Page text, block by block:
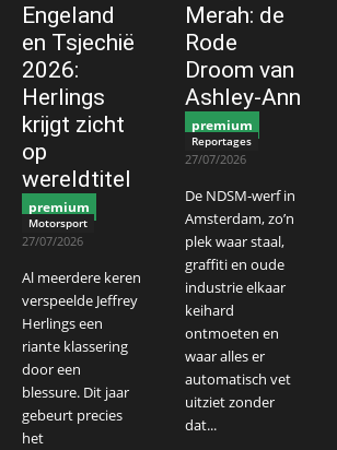
Engeland
en Tsjechië
2026:
Herlings
krijgt zicht
op
wereldtitel
premium
Motorsport
27/07/2026
Al meerdere keren
verspeelde Jeffrey
Herlings een
riante klassering
door een
blessure. Dit jaar
gebeurt precies
het
Merah: de
Rode
Droom van
Ashley-Ann
premium
Reportages
27/07/2026
De NDSM-werf in
Amsterdam, zo’n
plek waar staal,
graffiti en oude
industrie elkaar
keihard
ontmoeten en
waar alles er
automatisch vet
uitziet zonder
dat...